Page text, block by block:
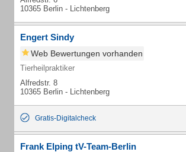
10365 Berlin - Lichtenberg
Engert Sindy
Web Bewertungen vorhanden
Tierheilpraktiker
Alfredstr. 8
10365 Berlin - Lichtenberg
Gratis-Digitalcheck
Frank Elping tV-Team-Berlin